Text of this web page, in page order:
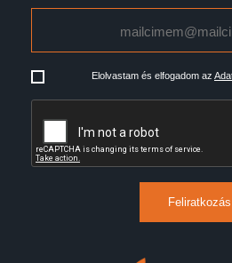
Elolvastam és elfogadom az
Feliratkozás